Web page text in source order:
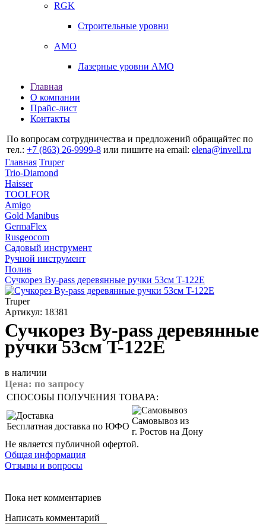
RGK
Строительные уровни
AMO
Лазерные уровни AMO
Главная
О компании
Прайс-лист
Контакты
По вопросам сотрудничества и предложений обращайтес по
тел.: +7 (863) 26‐9999‐8 или пишите на email: elena@invell.ru
Главная Truper
Trio-Diamond
Haisser
TOOLFOR
Amigo
Gold Manibus
GermaFlex
Rusgeocom
Садовый инструмент
Ручной инструмент
Полив
Сучкорез By-pass деревянные ручки 53см T-122E
Truper
Артикул: 18381
Сучкорез By-pass деревянные
ручки 53см T-122E
в наличии
Цена: по запросу
СПОСОБЫ ПОЛУЧЕНИЯ ТОВАРА:
Бесплатная доставка по ЮФО
Самовывоз из
г. Ростов на Дону
Не является публичной офертой.
Общая информация
Отзывы и вопросы
Пока нет комментариев
Написать комментарий